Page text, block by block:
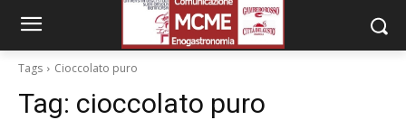
Tags Cioccolato puro
Tag: cioccolato puro